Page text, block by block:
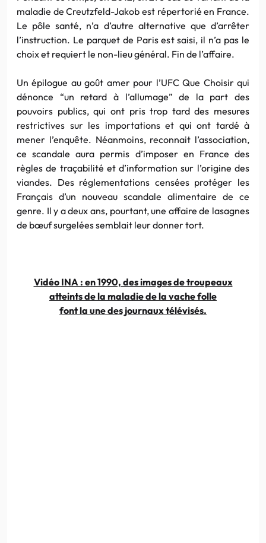
maladie de Creutzfeld-Jakob est répertorié en France.
Le pôle santé, n’a d’autre alternative que d’arrêter
l’instruction. Le parquet de Paris est saisi, il n’a pas le
choix et requiert le non-lieu général. Fin de l’affaire.
Un épilogue au goût amer pour l’UFC Que Choisir qui
dénonce “un retard à l’allumage” de la part des
pouvoirs publics, qui ont pris trop tard des mesures
restrictives sur les importations et qui ont tardé à
mener l’enquête. Néanmoins, reconnait l’association,
ce scandale aura permis d’imposer en France des
règles de traçabilité et d’information sur l’origine des
viandes. Des réglementations censées protéger les
Français d’un nouveau scandale alimentaire de ce
genre. Il y a deux ans, pourtant, une affaire de lasagnes
de bœuf surgelées semblait leur donner tort.
Vidéo INA : en 1990, des images de troupeaux
atteints de la maladie de la vache folle
font la une des journaux télévisés.